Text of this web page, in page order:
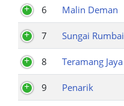
6 Malin Deman
7 Sungai Rumbai
8 Teramang Jaya
9 Penarik